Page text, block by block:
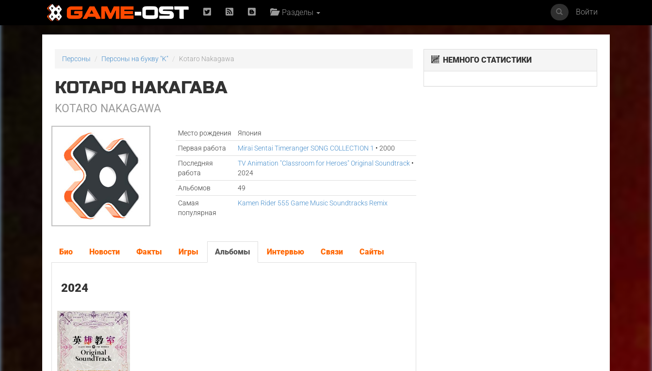
Разделы Войти
Персоны Персоны на букву "K" Kotaro Nakagawa
КОТАРО НАКАГАВА
KOTARO NAKAGAWA
Место рождения
Япония
Первая работа
Mirai Sentai Timeranger SONG COLLECTION 1 • 2000
Последняя
работа
TV Animation "Classroom for Heroes" Original Soundtrack•
2024
Альбомов
49
Самая
популярная
Kamen Rider 555 Game Music Soundtracks Remix
Био Новости Факты Игры Альбомы Интервью Связи Сайты
2024
НЕМНОГО СТАТИСТИКИ